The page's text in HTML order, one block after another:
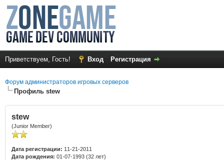
Приветствуем, Гость! Вход Регистрация
Форум администраторов игровых серверов
Профиль stew
stew
(Junior Member)
Дата регистрации: 11-21-2011
Дата рождения: 01-07-1993 (32 лет)